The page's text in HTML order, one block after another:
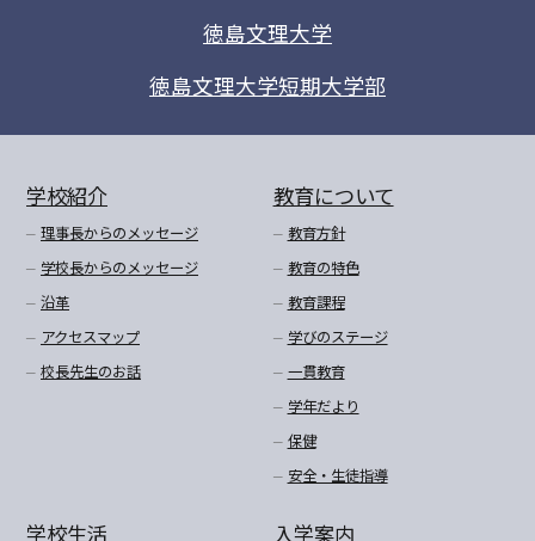
徳島文理大学
徳島文理大学短期大学部
学校紹介
理事長からのメッセージ
学校長からのメッセージ
沿革
アクセスマップ
校長先生のお話
教育について
教育方針
教育の特色
教育課程
学びのステージ
一貫教育
学年だより
保健
安全・生徒指導
学校生活 入学案内